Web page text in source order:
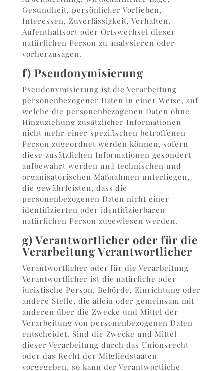
Gesundheit, persönlicher Vorlieben,
Interessen, Zuverlässigkeit, Verhalten,
Aufenthaltsort oder Ortswechsel dieser
natürlichen Person zu analysieren oder
vorherzusagen.
f) Pseudonymisierung
Pseudonymisierung ist die Verarbeitung
personenbezogener Daten in einer Weise, auf
welche die personenbezogenen Daten ohne
Hinzuziehung zusätzlicher Informationen
nicht mehr einer spezifischen betroffenen
Person zugeordnet werden können, sofern
diese zusätzlichen Informationen gesondert
aufbewahrt werden und technischen und
organisatorischen Maßnahmen unterliegen,
die gewährleisten, dass die
personenbezogenen Daten nicht einer
identifizierten oder identifizierbaren
natürlichen Person zugewiesen werden.
g) Verantwortlicher oder für die
Verarbeitung Verantwortlicher
Verantwortlicher oder für die Verarbeitung
Verantwortlicher ist die natürliche oder
juristische Person, Behörde, Einrichtung oder
andere Stelle, die allein oder gemeinsam mit
anderen über die Zwecke und Mittel der
Verarbeitung von personenbezogenen Daten
entscheidet. Sind die Zwecke und Mittel
dieser Verarbeitung durch das Unionsrecht
oder das Recht der Mitgliedstaaten
vorgegeben, so kann der Verantwortliche